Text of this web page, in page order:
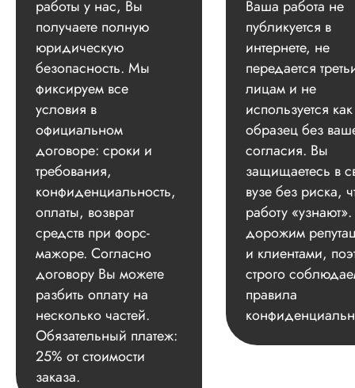
работы у нас, Вы
получаете полную
юридическую
безопасность. Мы
фиксируем все
условия в
официальном
договоре: сроки и
требования,
конфиденциальность,
оплаты, возврат
средств при форс-
мажоре. Согласно
договору Вы можете
разбить оплату на
несколько частей.
Обязательный платеж:
25% от стоимости
заказа.
Ваша работа не
публикуется в
интернете, не
передается
лицам и не
используется как
образец без
согласия. Вы
защищаетесь в
вузе без риска,
работу
дорожим
и клиентами,
строго
правила